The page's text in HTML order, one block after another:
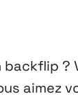
aimez